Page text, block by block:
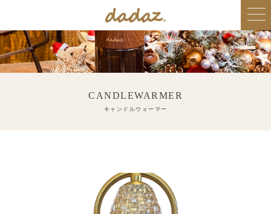
CANDLEWARMER
キャンドルウォーマー